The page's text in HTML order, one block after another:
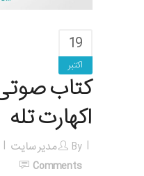
19
اکتبر
کتاب
اکهارت تله
By مدیر سایت
Comments